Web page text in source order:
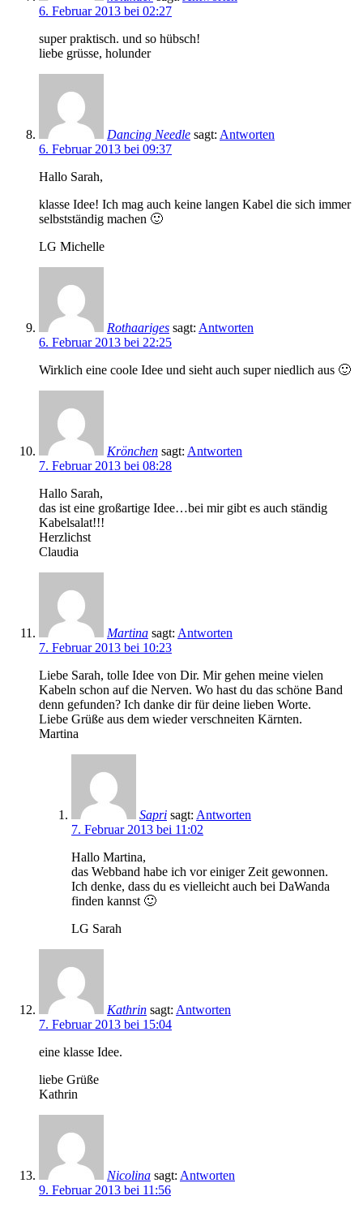
6. Februar 2013 bei 02:27
super praktisch. und so hübsch!
liebe grüsse, holunder
Dancing Needle sagt: Antworten
6. Februar 2013 bei 09:37
Hallo Sarah,
klasse Idee! Ich mag auch keine langen Kabel die sich immer
selbstständig machen 🙂
LG Michelle
Rothaariges sagt: Antworten
6. Februar 2013 bei 22:25
Wirklich eine coole Idee und sieht auch super niedlich aus 🙂
Krönchen sagt: Antworten
7. Februar 2013 bei 08:28
Hallo Sarah,
das ist eine großartige Idee…bei mir gibt es auch ständig
Kabelsalat!!!
Herzlichst
Claudia
Martina sagt: Antworten
7. Februar 2013 bei 10:23
Liebe Sarah, tolle Idee von Dir. Mir gehen meine vielen
Kabeln schon auf die Nerven. Wo hast du das schöne Band
denn gefunden? Ich danke dir für deine lieben Worte.
Liebe Grüße aus dem wieder verschneiten Kärnten.
Martina
Sapri sagt: Antworten
7. Februar 2013 bei 11:02
Hallo Martina,
das Webband habe ich vor einiger Zeit gewonnen.
Ich denke, dass du es vielleicht auch bei DaWanda
finden kannst 🙂
LG Sarah
Kathrin sagt: Antworten
7. Februar 2013 bei 15:04
eine klasse Idee.
liebe Grüße
Kathrin
Nicolina sagt: Antworten
9. Februar 2013 bei 11:56